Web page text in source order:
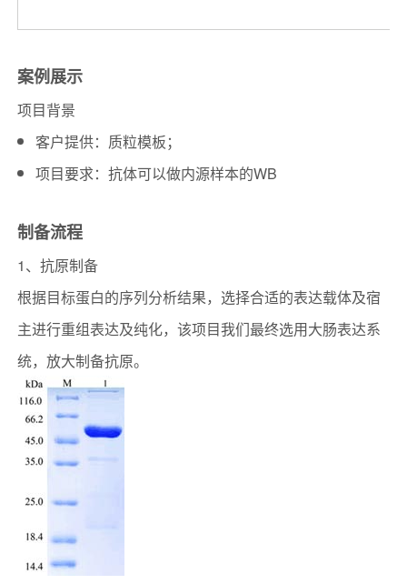
案例展示
项目背景
客户提供：质粒模板；
项目要求：抗体可以做内源样本的WB
制备流程
1、抗原制备
根据目标蛋白的序列分析结果，选择合适的表达载体及宿
主进行重组表达及纯化，该项目我们最终选用大肠表达系
统，放大制备抗原。